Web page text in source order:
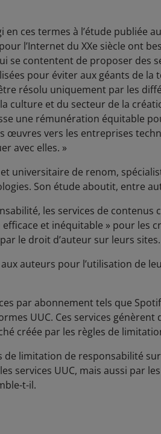
en ces termes à l’étude publiée
l’Internet du XXe siècle ont
se contentent de proposer des
pour éviter aux géants de
résolu uniquement par les
culture et du secteur de la
une rémunération équitable
vers les entreprises
avec elles. »
universitaire de renom,
Son étude aboutit, entre
les services de contenus
efficace et inéquitable » pour les
le droit d’auteur sur leurs sites.
auteurs pour l’utilisation de
par abonnement tels que
UUC. Ces services
créée par les règles de
limitation de responsabilité
services UUC, mais aussi par
t-il.